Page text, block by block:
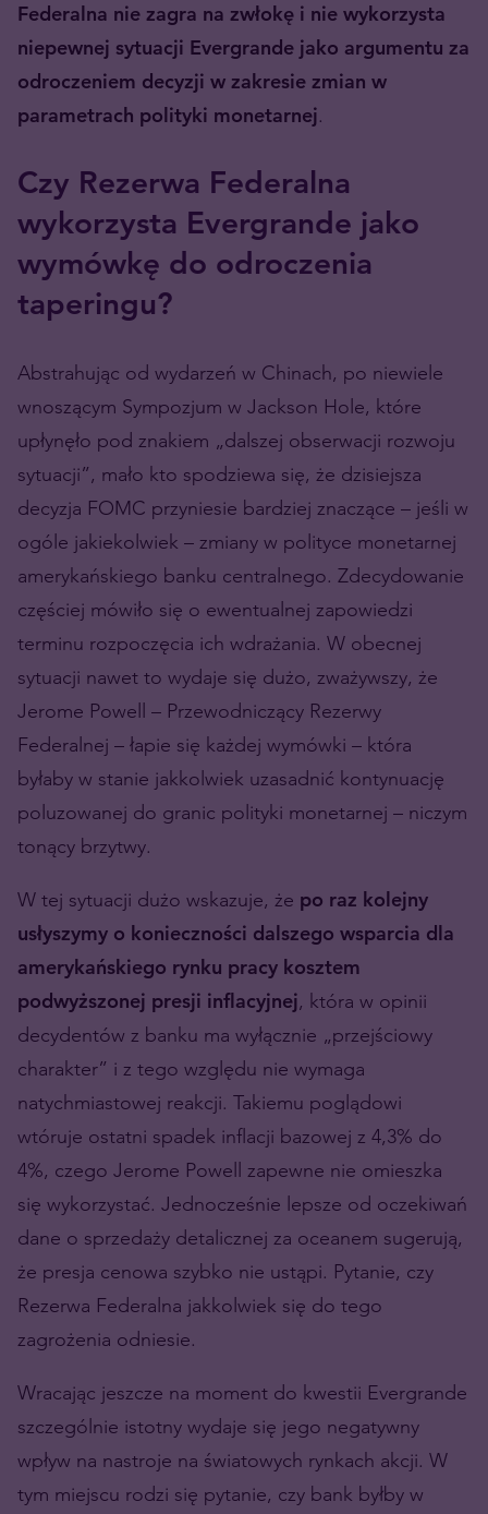
Federalna nie zagra na zwłokę i nie wykorzysta
niepewnej sytuacji Evergrande jako argumentu za
odroczeniem decyzji w zakresie zmian w
parametrach polityki monetarnej.
Czy Rezerwa Federalna
wykorzysta Evergrande jako
wymówkę do odroczenia
taperingu?
Abstrahując od wydarzeń w Chinach, po niewiele
wnoszącym Sympozjum w Jackson Hole, które
upłynęło pod znakiem „dalszej obserwacji rozwoju
sytuacji”, mało kto spodziewa się, że dzisiejsza
decyzja FOMC przyniesie bardziej znaczące – jeśli w
ogóle jakiekolwiek – zmiany w polityce monetarnej
amerykańskiego banku centralnego. Zdecydowanie
częściej mówiło się o ewentualnej zapowiedzi
terminu rozpoczęcia ich wdrażania. W obecnej
sytuacji nawet to wydaje się dużo, zważywszy, że
Jerome Powell – Przewodniczący Rezerwy
Federalnej – łapie się każdej wymówki – która
byłaby w stanie jakkolwiek uzasadnić kontynuację
poluzowanej do granic polityki monetarnej – niczym
tonący brzytwy.
W tej sytuacji dużo wskazuje, że po raz kolejny
usłyszymy o konieczności dalszego wsparcia dla
amerykańskiego rynku pracy kosztem
podwyższonej presji inflacyjnej, która w opinii
decydentów z banku ma wyłącznie „przejściowy
charakter” i z tego względu nie wymaga
natychmiastowej reakcji. Takiemu poglądowi
wtóruje ostatni spadek inflacji bazowej z 4,3% do
4%, czego Jerome Powell zapewne nie omieszka
się wykorzystać. Jednocześnie lepsze od oczekiwań
dane o sprzedaży detalicznej za oceanem sugerują,
że presja cenowa szybko nie ustąpi. Pytanie, czy
Rezerwa Federalna jakkolwiek się do tego
zagrożenia odniesie.
Wracając jeszcze na moment do kwestii Evergrande
szczególnie istotny wydaje się jego negatywny
wpływ na nastroje na światowych rynkach akcji. W
tym miejscu rodzi się pytanie, czy bank byłby w